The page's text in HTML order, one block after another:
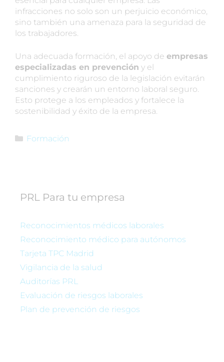
infracciones no solo son un perjuicio económico,
sino también una amenaza para la seguridad de
los trabajadores.
Una adecuada formación, el apoyo de empresas
especializadas en prevención y el
cumplimiento riguroso de la legislación evitarán
sanciones y crearán un entorno laboral seguro.
Esto protege a los empleados y fortalece la
sostenibilidad y éxito de la empresa.
Formación
PRL Para tu empresa
Reconocimientos médicos laborales
Reconocimiento médico para autónomos
Tarjeta TPC Madrid
Vigilancia de la salud
Auditorías PRL
Evaluación de riesgos laborales
Plan de prevención de riesgos